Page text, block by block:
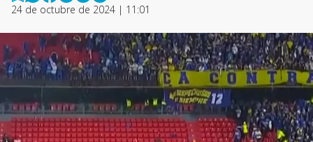
24 de octubre de 2024 | 11:01